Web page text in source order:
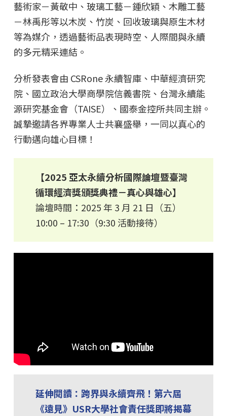
藝術家－黃敬中、玻璃工藝－鍾欣穎、木雕工藝
－林禹彤等以木炭、竹炭、回收玻璃與原生木材
等為媒介，透過藝術品表現時空、人際間與永續
的多元精采連結。
分析發表會由 CSRone 永續智庫、中華經濟研究
院、國立政治大學商學院信義書院、台灣永續能
源研究基金會（TAISE）、國泰金控所共同主辦。
誠摯邀請各界專業人士共襄盛舉，一同以真心的
行動邁向雄心目標！
【2025 亞太永續分析國際論壇暨​臺灣
循環經濟獎頒獎典禮－真心與雄心】
論壇時間：2025 年 3 月 21 日（五）
10:00 – 17:30（9:30 活動接待）
延伸閱讀：跨界與永續齊飛！第六屆
《遠見》USR大學社會責任獎即將揭幕